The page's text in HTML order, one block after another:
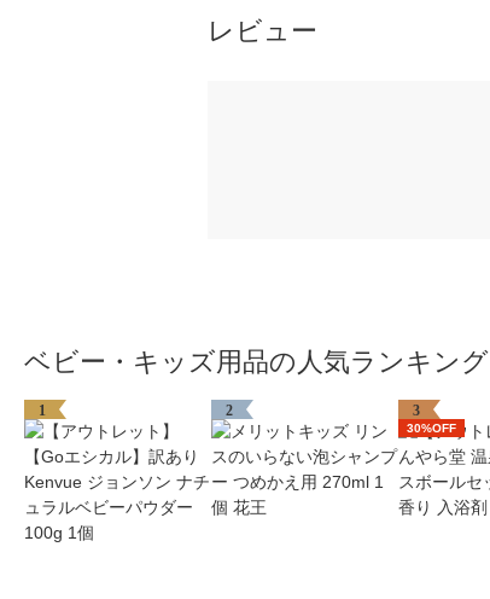
レビュー
ベビー・キッズ用品の人気ランキング
1 2 3
30%OFF